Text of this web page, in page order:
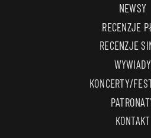
NEWSY
RECENZJE
RECENZJE
WYWIADY
KONCERTY/
KONTAKT